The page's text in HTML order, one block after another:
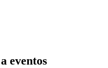
eventos